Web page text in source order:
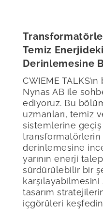
Temiz
Derinlemesine
CWIEME
Nynas AB ile
ediyoruz. Bu
uzmanları, temiz
sistemlerine
derinlemesine
yarının enerji
sürdürülebilir bir
tasarım
içgörüleri